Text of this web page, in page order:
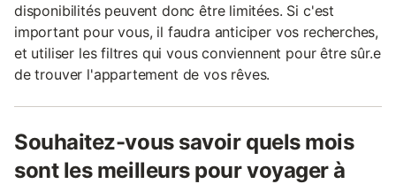
disponibilités peuvent donc être limitées. Si c'est
important pour vous, il faudra anticiper vos recherches,
et utiliser les filtres qui vous conviennent pour être sûr.e
de trouver l'appartement de vos rêves.
Souhaitez-vous savoir quels mois
sont les meilleurs pour voyager à